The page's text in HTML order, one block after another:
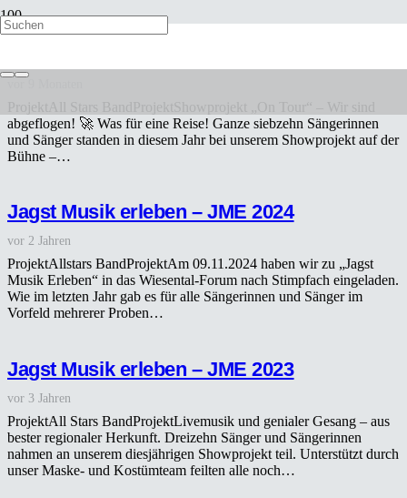
abgeflogen! 🚀 Was für eine Reise! Ganze siebzehn Sängerinnen
und Sänger standen in diesem Jahr bei unserem Showprojekt auf der
Bühne –…
Jagst Musik erleben – JME 2024
vor 2 Jahren
ProjektAllstars BandProjektAm 09.11.2024 haben wir zu „Jagst
Musik Erleben“ in das Wiesental-Forum nach Stimpfach eingeladen.
Wie im letzten Jahr gab es für alle Sängerinnen und Sänger im
Vorfeld mehrerer Proben…
Jagst Musik erleben – JME 2023
vor 3 Jahren
ProjektAll Stars BandProjektLivemusik und genialer Gesang – aus
bester regionaler Herkunft. Dreizehn Sänger und Sängerinnen
nahmen an unserem diesjährigen Showprojekt teil. Unterstützt durch
unser Maske- und Kostümteam feilten alle noch…